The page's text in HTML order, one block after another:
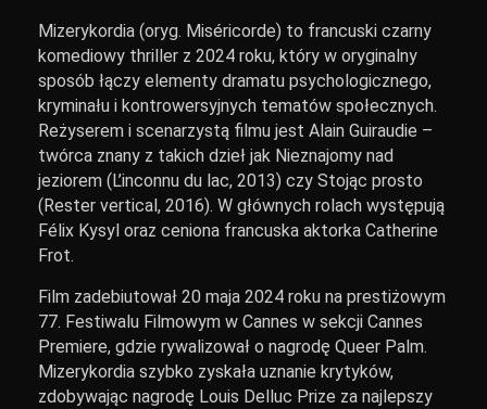
Mizerykordia (oryg. Miséricorde) to francuski czarny
komediowy thriller z 2024 roku, który w oryginalny
sposób łączy elementy dramatu psychologicznego,
kryminału i kontrowersyjnych tematów społecznych.
Reżyserem i scenarzystą filmu jest Alain Guiraudie –
twórca znany z takich dzieł jak Nieznajomy nad
jeziorem (L’inconnu du lac, 2013) czy Stojąc prosto
(Rester vertical, 2016). W głównych rolach występują
Félix Kysyl oraz ceniona francuska aktorka Catherine
Frot.
Film zadebiutował 20 maja 2024 roku na prestiżowym
77. Festiwalu Filmowym w Cannes w sekcji Cannes
Premiere, gdzie rywalizował o nagrodę Queer Palm.
Mizerykordia szybko zyskała uznanie krytyków,
zdobywając nagrodę Louis Delluc Prize za najlepszy